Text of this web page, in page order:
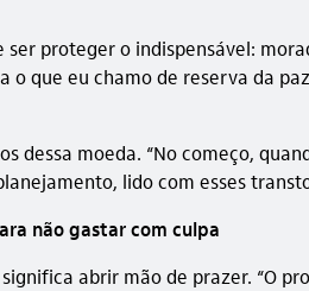
ser proteger o indispensável:
o que eu chamo de reserva da
dessa moeda. “No começo,
lido com esses
não gastar com culpa
abrir mão de prazer. “O